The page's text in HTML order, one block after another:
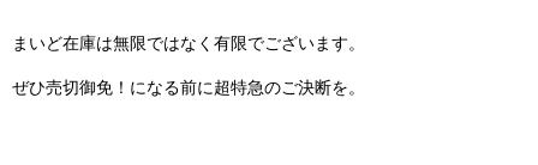
まいど在庫は無限ではなく有限でございます。
ぜひ売切御免！になる前に超特急のご決断を。